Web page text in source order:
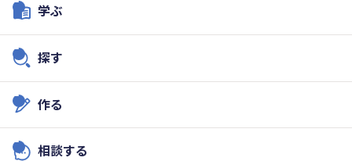
学ぶ
探す
作る
相談する